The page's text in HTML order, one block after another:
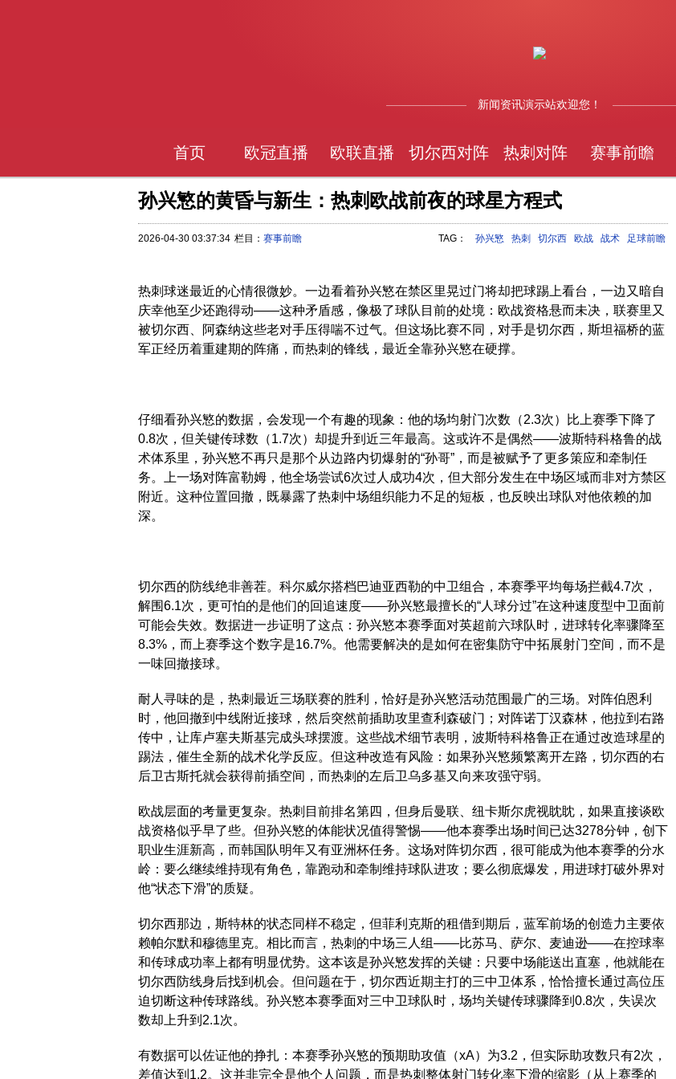
新闻资讯演示站欢迎您！
首页 欧冠直播 欧联直播 切尔西对阵 热刺对阵 赛事前瞻
孙兴慜的黄昏与新生：热刺欧战前夜的球星方程式
2026-04-30 03:37:34 栏目： 赛事前瞻 TAG： 孙兴慜 热刺 切尔西 欧战 战术 足球前瞻
热刺球迷最近的心情很微妙。一边看着孙兴慜在禁区里晃过门将却把球踢上看台，一边又暗自
庆幸他至少还跑得动——这种矛盾感，像极了球队目前的处境：欧战资格悬而未决，联赛里又
被切尔西、阿森纳这些老对手压得喘不过气。但这场比赛不同，对手是切尔西，斯坦福桥的蓝
军正经历着重建期的阵痛，而热刺的锋线，最近全靠孙兴慜在硬撑。
仔细看孙兴慜的数据，会发现一个有趣的现象：他的场均射门次数（2.3次）比上赛季下降了
0.8次，但关键传球数（1.7次）却提升到近三年最高。这或许不是偶然——波斯特科格鲁的战
术体系里，孙兴慜不再只是那个从边路内切爆射的“孙哥”，而是被赋予了更多策应和牵制任
务。上一场对阵富勒姆，他全场尝试6次过人成功4次，但大部分发生在中场区域而非对方禁区
附近。这种位置回撤，既暴露了热刺中场组织能力不足的短板，也反映出球队对他依赖的加
深。
切尔西的防线绝非善茬。科尔威尔搭档巴迪亚西勒的中卫组合，本赛季平均每场拦截4.7次，
解围6.1次，更可怕的是他们的回追速度——孙兴慜最擅长的“人球分过”在这种速度型中卫面前
可能会失效。数据进一步证明了这点：孙兴慜本赛季面对英超前六球队时，进球转化率骤降至
8.3%，而上赛季这个数字是16.7%。他需要解决的是如何在密集防守中拓展射门空间，而不是
一味回撤接球。
耐人寻味的是，热刺最近三场联赛的胜利，恰好是孙兴慜活动范围最广的三场。对阵伯恩利
时，他回撤到中线附近接球，然后突然前插助攻里查利森破门；对阵诺丁汉森林，他拉到右路
传中，让库卢塞夫斯基完成头球摆渡。这些战术细节表明，波斯特科格鲁正在通过改造球星的
踢法，催生全新的战术化学反应。但这种改造有风险：如果孙兴慜频繁离开左路，切尔西的右
后卫古斯托就会获得前插空间，而热刺的左后卫乌多基又向来攻强守弱。
欧战层面的考量更复杂。热刺目前排名第四，但身后曼联、纽卡斯尔虎视眈眈，如果直接谈欧
战资格似乎早了些。但孙兴慜的体能状况值得警惕——他本赛季出场时间已达3278分钟，创下
职业生涯新高，而韩国队明年又有亚洲杯任务。这场对阵切尔西，很可能成为他本赛季的分水
岭：要么继续维持现有角色，靠跑动和牵制维持球队进攻；要么彻底爆发，用进球打破外界对
他“状态下滑”的质疑。
切尔西那边，斯特林的状态同样不稳定，但菲利克斯的租借到期后，蓝军前场的创造力主要依
赖帕尔默和穆德里克。相比而言，热刺的中场三人组——比苏马、萨尔、麦迪逊——在控球率
和传球成功率上都有明显优势。这本该是孙兴慜发挥的关键：只要中场能送出直塞，他就能在
切尔西防线身后找到机会。但问题在于，切尔西近期主打的三中卫体系，恰恰擅长通过高位压
迫切断这种传球路线。孙兴慜本赛季面对三中卫球队时，场均关键传球骤降到0.8次，失误次
数却上升到2.1次。
有数据可以佐证他的挣扎：本赛季孙兴慜的预期助攻值（xA）为3.2，但实际助攻数只有2次，
差值达到1.2。这并非完全是他个人问题，而是热刺整体射门转化率下滑的缩影（从上赛季的